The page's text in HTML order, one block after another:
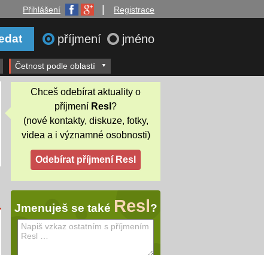
Přihlášení Registrace
příjmení jméno
Četnost podle oblastí
Chceš odebírat aktuality o
příjmení Resl ?
(nové kontakty, diskuze, fotky,
videa a i významné osobnosti)
Jmenuješ se také Resl?